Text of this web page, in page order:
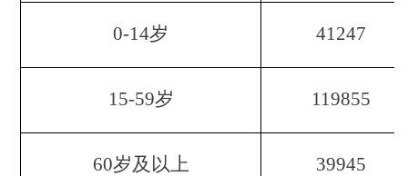
0-14岁 41247
15-59岁 119855
60岁及以上 39945